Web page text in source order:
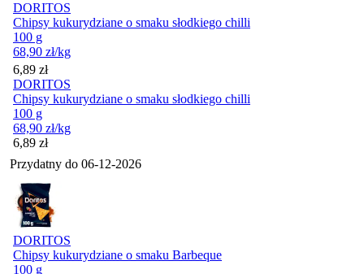
DORITOS
Chipsy kukurydziane o smaku słodkiego chilli
100 g
68,90 zł/kg
Cena
6,89 zł
DORITOS
Chipsy kukurydziane o smaku słodkiego chilli
100 g
68,90 zł/kg
Cena
6,89 zł
Przydatny do 06-12-2026
DORITOS
Chipsy kukurydziane o smaku Barbeque
100 g